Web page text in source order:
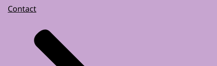
Contact